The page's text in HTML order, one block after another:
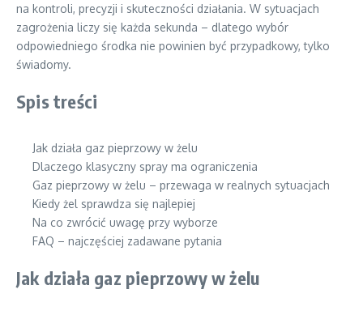
na kontroli, precyzji i skuteczności działania. W sytuacjach
zagrożenia liczy się każda sekunda – dlatego wybór
odpowiedniego środka nie powinien być przypadkowy, tylko
świadomy.
Spis treści
Jak działa gaz pieprzowy w żelu
Dlaczego klasyczny spray ma ograniczenia
Gaz pieprzowy w żelu – przewaga w realnych sytuacjach
Kiedy żel sprawdza się najlepiej
Na co zwrócić uwagę przy wyborze
FAQ – najczęściej zadawane pytania
Jak działa gaz pieprzowy w żelu